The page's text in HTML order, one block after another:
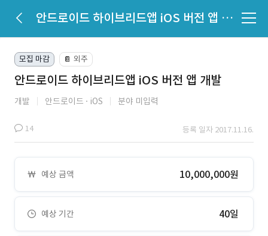
안드로이드 하이브리드앱 iOS 버전 앱 개발
모집 마감 📔 외주
안드로이드 하이브리드앱 iOS 버전 앱 개발
개발 안드로이드 iOS 분야 미입력
14 등록 일자 2017.11.16.
예상 금액 10,000,000원
예상 기간 40일